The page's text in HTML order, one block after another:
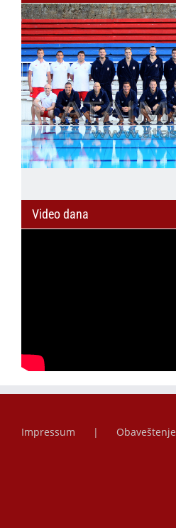
Video dana
Impressum Obaveštenje